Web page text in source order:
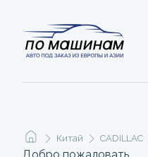
Китай CADILLAC